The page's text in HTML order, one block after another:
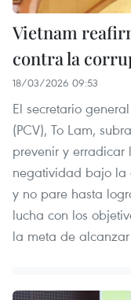
Vietnam
contra la
18/03/2026 09:53
El secretario
(PCV), To Lam,
prevenir y
negatividad bajo la
y no pare hasta
lucha con los
la meta de